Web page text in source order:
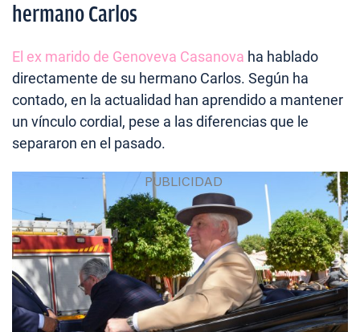
hermano Carlos
El ex marido de Genoveva Casanova ha hablado
directamente de su hermano Carlos. Según ha
contado, en la actualidad han aprendido a mantener
un vínculo cordial, pese a las diferencias que le
separaron en el pasado.